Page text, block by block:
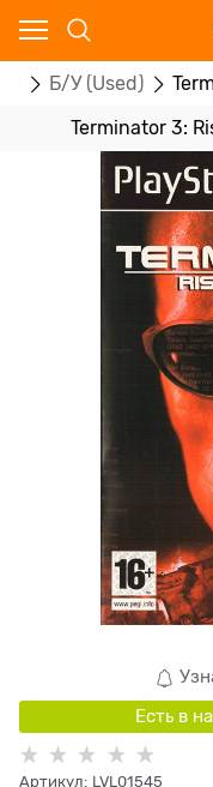
Б/У (Used)
Terminator 3:
Есть в
Артикул: LVL01545
Ваш город - Москва,
угадали?
ДА НЕТ